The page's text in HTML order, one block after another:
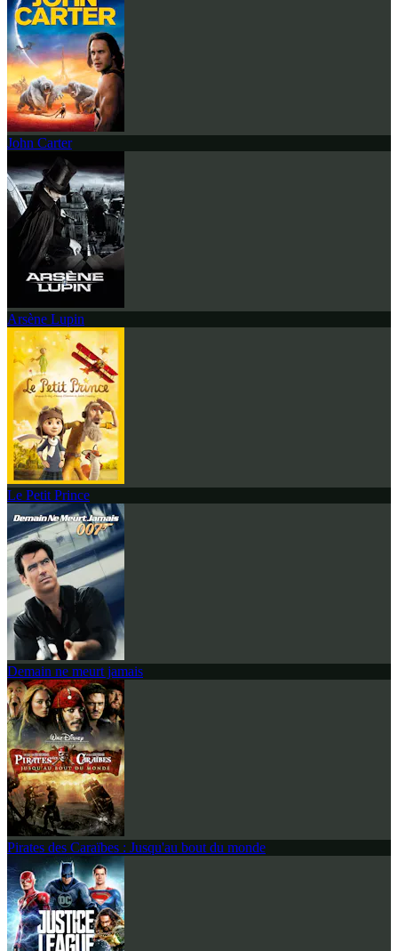
John Carter
Arsène Lupin
Le Petit Prince
Demain ne meurt jamais
Pirates des Caraïbes : Jusqu'au bout du monde